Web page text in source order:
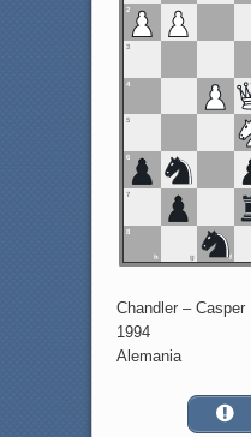
2
3
4
5
6
7
8
h g
Chandler – Casper
1994
Alemania